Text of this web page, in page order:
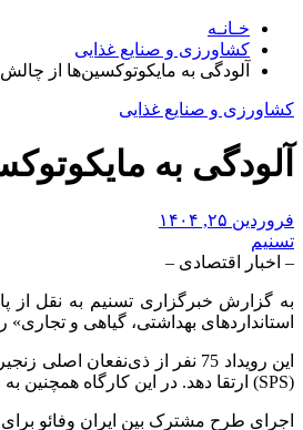
خـانـه
کشاورزی و صنایع غذایی
آلودگی به مایکوتوکسین‌ها از
کشاورزی و صنایع غذایی
آلودگی به
فروردین ۲۵, ۱۴۰۴
تسنیم
– اخبار اقتصادی –
به گزارش خبرگزاری تسنیم به نقل از
استانداردهای بهداشتی، گیاهی و تجاری» را در تهران
این رویداد 75 نفر از
(SPS) ارتقا دهد. در این کارگاه همچنین به موضوعاتی مانند مدیریت ریسک آفلاتوکسین، کنترل باقیمانده سموم و سامانه‌های ردیابی محصول پرداخته می‌شود.
اجرای طرح مشترک بین ایران وفائو برای